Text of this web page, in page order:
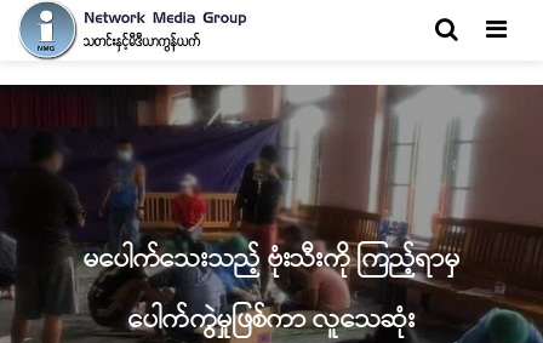
မပေါက်သေးသည့် ဗုံးသီးကို ကြည့်ရာမှ
ပေါက်ကွဲမှုဖြစ်ကာ လူသေဆုံး